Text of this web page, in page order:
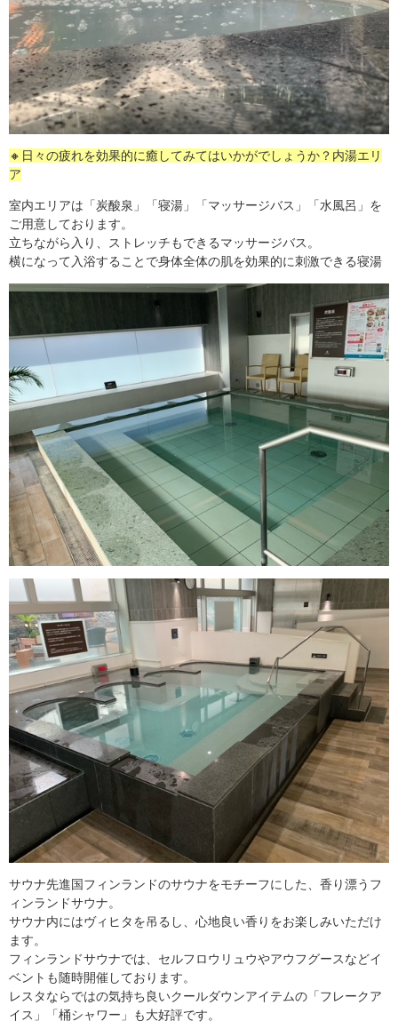
🔸日々の疲れを効果的に癒してみてはいかがでしょうか？内湯エリ
ア
室内エリアは「炭酸泉」「寝湯」「マッサージバス」「水風呂」を
ご用意しております。
立ちながら入り、ストレッチもできるマッサージバス。
横になって入浴することで身体全体の肌を効果的に刺激できる寝湯
サウナ先進国フィンランドのサウナをモチーフにした、香り漂うフ
ィンランドサウナ。
サウナ内にはヴィヒタを吊るし、心地良い香りをお楽しみいただけ
ます。
フィンランドサウナでは、セルフロウリュウやアウフグースなどイ
ベントも随時開催しております。
レスタならではの気持ち良いクールダウンアイテムの「フレークア
イス」「桶シャワー」も大好評です。